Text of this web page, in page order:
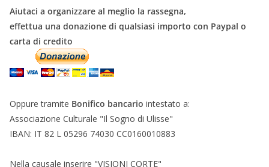
Aiutaci a organizzare al meglio la rassegna,
effettua una donazione di qualsiasi importo con Paypal o
carta di credito
Oppure tramite Bonifico bancario intestato a:
Associazione Culturale "Il Sogno di Ulisse"
IBAN: IT 82 L 05296 74030 CC0160010883
Nella causale inserire "VISIONI CORTE"